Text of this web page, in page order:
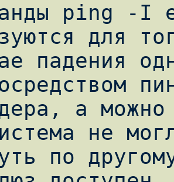
ping -I
для
падения
а
не
по